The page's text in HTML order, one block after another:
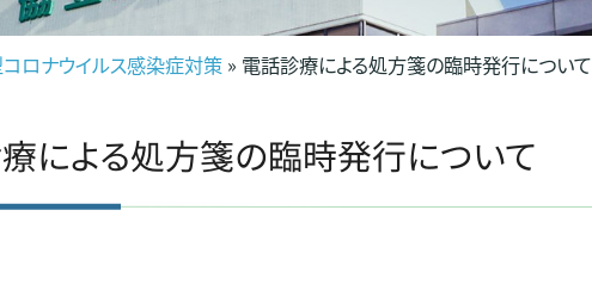
ロナウイルス感染症対策 » 電話診療による処方箋の臨時発行について
による処方箋の臨時発行について